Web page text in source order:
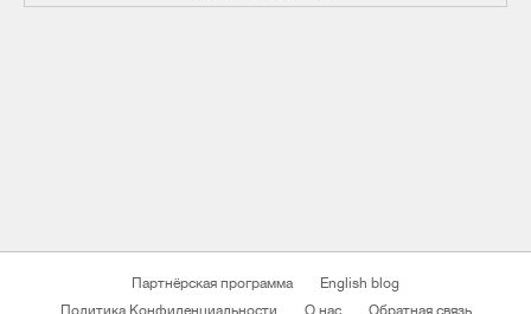
Партнёрская программа
English blog
Политика Конфиденциальности
О нас Обратная связь